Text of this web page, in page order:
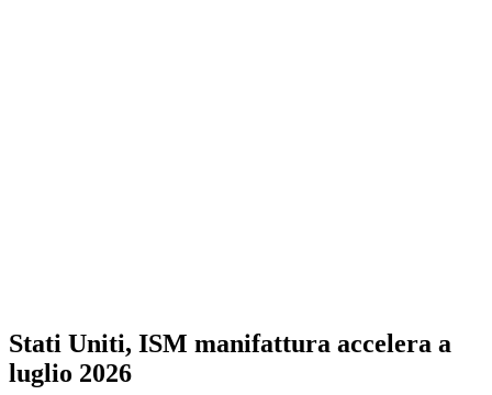
Stati Uniti, ISM manifattura accelera a
luglio 2026